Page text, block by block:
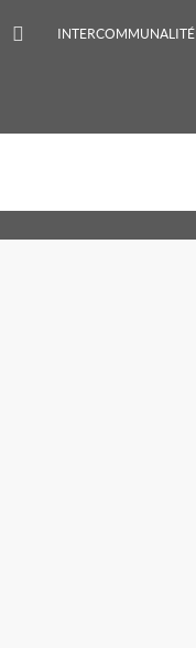
INTERCOMMUNALITÉ